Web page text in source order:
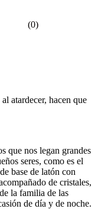
(0)
atardecer, hacen que
que nos legan grandes
seres, como es el
base de latón con
de cristales,
la familia de las
de día y de noche.